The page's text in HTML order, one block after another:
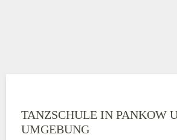
TANZSCHULE IN PANKOW
UMGEBUNG